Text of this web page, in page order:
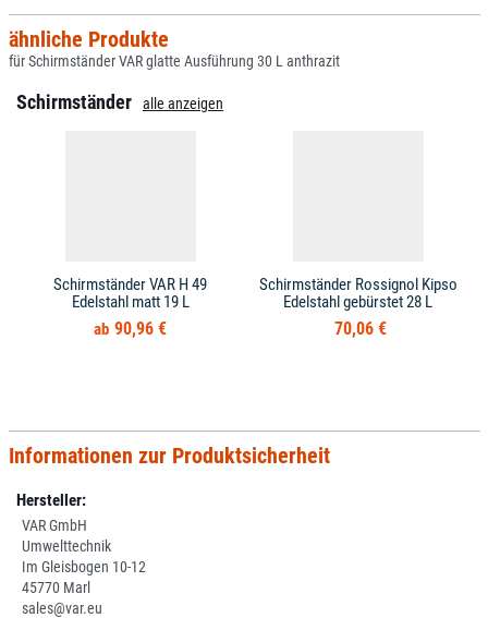
ähnliche Produkte
für Schirmständer VAR glatte Ausführung 30 L anthrazit
Schirmständer alle anzeigen
Schirmständer VAR H 49
Edelstahl matt 19 L
90,96 €
Schirmständer Rossignol Kipso
Edelstahl gebürstet 28 L
70,06 €
Informationen zur Produktsicherheit
Hersteller:
VAR GmbH
Umwelttechnik
Im Gleisbogen 10-12
45770 Marl
sales@var.eu